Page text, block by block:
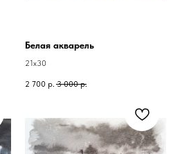
Белая акварель
21х30
2 700 р. 3 000 р.